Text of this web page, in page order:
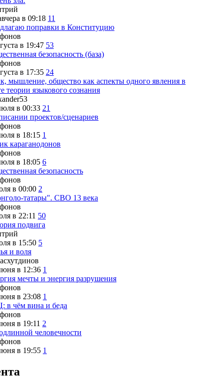
в 09:18 11
поправки в Конституцию
в 19:47 53
безопасность (база)
в 17:35 24
мышление, общество как аспекты одного явления в
теории языкового сознания
в 00:33 21
проектов/сценариев
в 18:15 1
караганодонов
в 18:05 6
безопасность
в 00:00 2
татары". СВО 13 века
в 22:11 50
подвига
в 15:50 5
и воля
в 12:36 1
мечты и энергия разрушения
в 23:08 1
в чём вина и беда
в 19:11 2
человечности
в 19:55 1